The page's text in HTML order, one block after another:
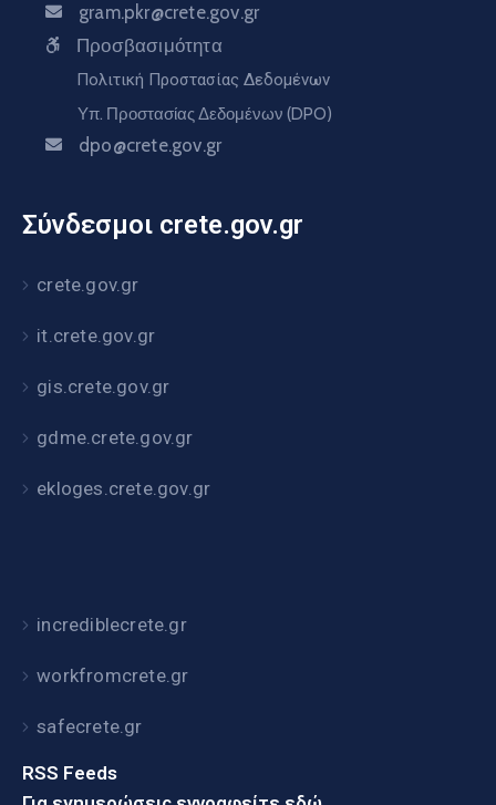
gram.pkr@crete.gov.gr
Προσβασιμότητα
Πολιτική Προστασίας Δεδομένων
Υπ. Προστασίας Δεδομένων (DPO)
dpo@crete.gov.gr
Σύνδεσμοι crete.gov.gr
crete.gov.gr
it.crete.gov.gr
gis.crete.gov.gr
gdme.crete.gov.gr
ekloges.crete.gov.gr
incrediblecrete.gr
workfromcrete.gr
safecrete.gr
RSS Feeds